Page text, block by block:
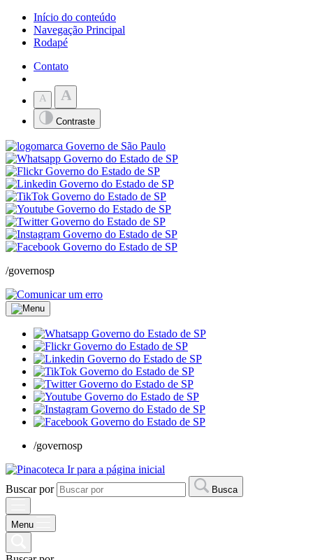
Início do conteúdo
Navegação Principal
Rodapé
Contato
A A
Contraste
/governosp
/governosp
Ir para a página inicial
Buscar por
Busca
Menu